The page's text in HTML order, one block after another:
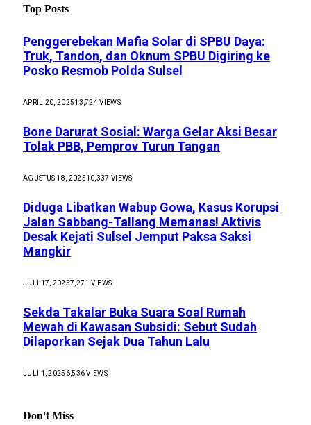
Top Posts
Penggerebekan Mafia Solar di SPBU Daya:
Truk, Tandon, dan Oknum SPBU Digiring ke
Posko Resmob Polda Sulsel
APRIL 20, 202513,724VIEWS
Bone Darurat Sosial: Warga Gelar Aksi Besar
Tolak PBB, Pemprov Turun Tangan
AGUSTUS 18, 202510,337 VIEWS
Diduga Libatkan Wabup Gowa, Kasus Korupsi
Jalan Sabbang-Tallang Memanas! Aktivis
Desak Kejati Sulsel Jemput Paksa Saksi
Mangkir
JULI 17, 20257,271 VIEWS
Sekda Takalar Buka Suara Soal Rumah
Mewah di Kawasan Subsidi: Sebut Sudah
Dilaporkan Sejak Dua Tahun Lalu
JULI 1, 2025 6,536VIEWS
Don't Miss